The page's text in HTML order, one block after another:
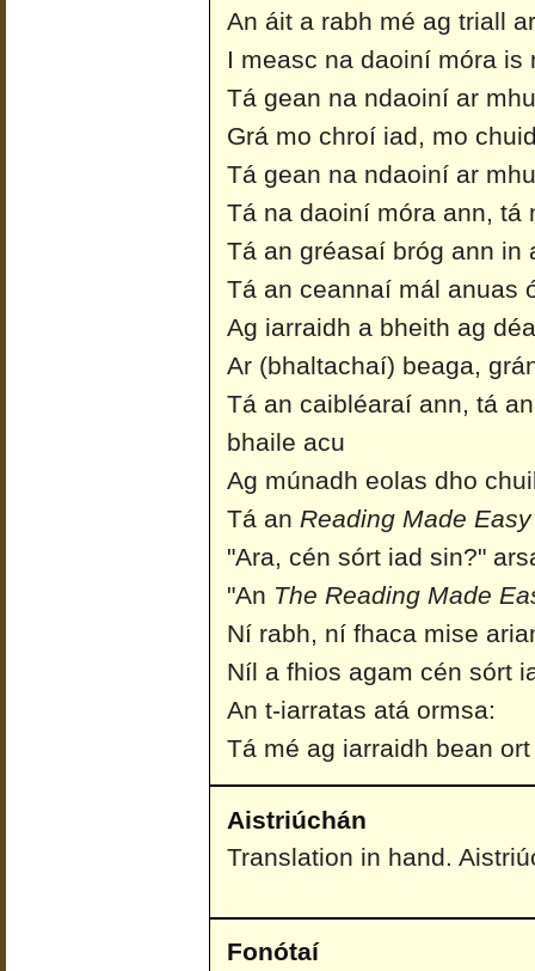
An áit a rabh mé ag triall
I measc na daoiní móra is
Tá gean na ndaoiní ar
Grá mo chroí iad, mo
Tá gean na ndaoiní ar
Tá na daoiní móra ann, tá
Tá an gréasaí bróg ann in
Tá an ceannaí mál anuas
Ag iarraidh a bheith ag
Ar (bhaltachaí) beaga,
Tá an caibléaraí ann, tá
bhaile acu
Ag múnadh eolas dho
Tá an Reading Made Easy
"Ara, cén sórt iad sin?"
"An The Reading Made
Ní rabh, ní fhaca mise
Níl a fhios agam cén sórt
An t-iarratas atá ormsa:
Tá mé ag iarraidh bean
Aistriúchán
Translation in hand.
Fonótaí